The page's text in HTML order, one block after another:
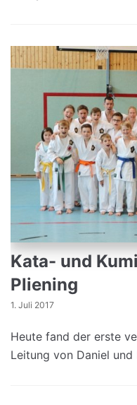
Kata- und
Pliening
1. Juli 2017
Heute fand der erste
Leitung von Daniel